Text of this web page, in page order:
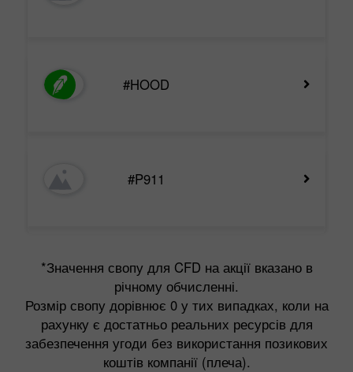
#HOOD
#P911
*Значення свопу для CFD на акції вказано в
річному обчисленні.
Розмір свопу дорівнює 0 у тих випадках, коли на
рахунку є достатньо реальних ресурсів для
забезпечення угоди без використання позикових
коштів компанії (плеча).